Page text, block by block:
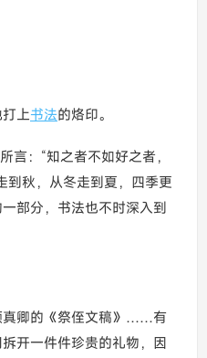
上书法的烙印。
：“知之者不如好之者，
到秋，从冬走到夏，四季更
部分，书法也不时深入到
真卿的《祭侄文稿》……有
开一件件珍贵的礼物，因